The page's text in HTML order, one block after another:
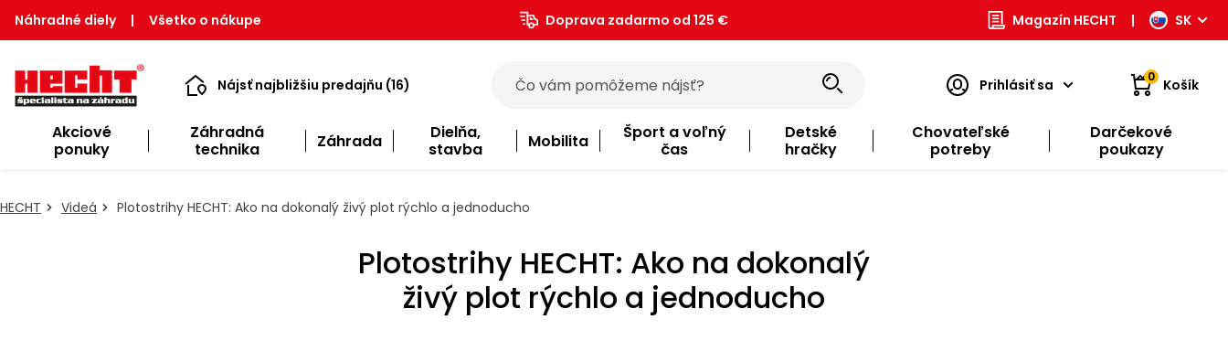
Náhradné diely | Všetko o nákupe Doprava zadarmo od 125 € Magazín HECHT | SK
Nájsť najbližšiu predajňu (16) Prihlásiť sa 0 Košík
Akciové
ponuky
Záhradná
technika
Záhrada
Dielňa,
stavba
Mobilita
Šport a voľný
čas
Detské
hračky
Chovateľské
potreby
Darčekové
poukazy
HECHT Videá Plotostrihy HECHT: Ako na dokonalý živý plot rýchlo a jednoducho
Plotostrihy HECHT: Ako na dokonalý
živý plot rýchlo a jednoducho